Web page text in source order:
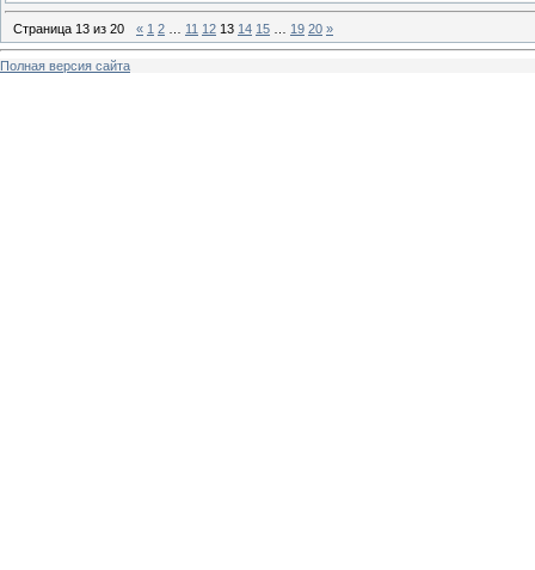
Страница 13 из 20 « 1 2 11 12 13 14 15 19 20 »
Полная версия сайта